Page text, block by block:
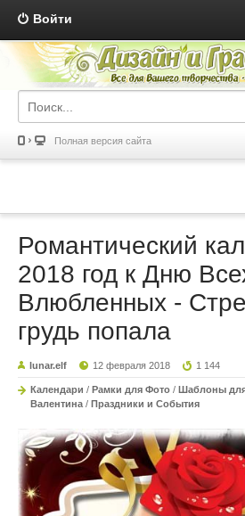
Войти
Полная версия сайта
Романтический
2018 год к Дню
Влюбленных -
грудь попала
lunar.elf 12 февраля 2018 1 144
Календари / Рамки для Фото / Шаблоны
Валентина / Праздники и События